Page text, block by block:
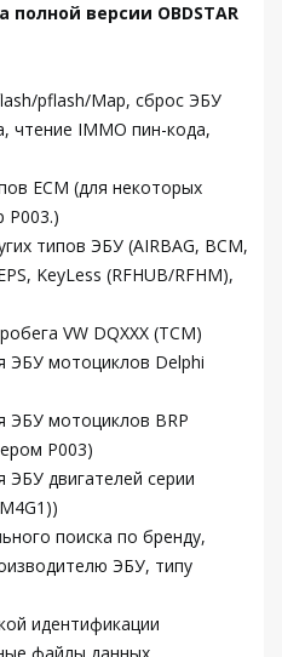
версии OBDSTAR
pflash/Map, сброс ЭБУ
чтение IMMO пин-кода,
ECM (для некоторых
P003.)
типов ЭБУ (AIRBAG, BCM,
KeyLess (RFHUB/RFHM),
VW DQXXX (TCM)
ЭБУ мотоциклов Delphi
ЭБУ мотоциклов BRP
P003)
ЭБУ двигателей серии
поиска по бренду,
ЭБУ, типу
идентификации